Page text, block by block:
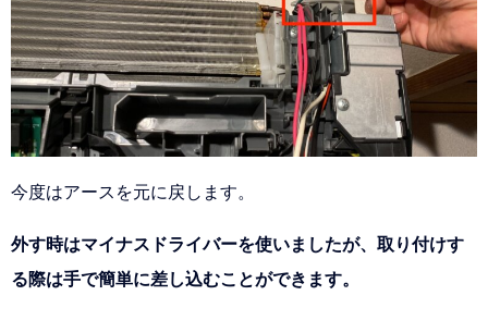
今度はアースを元に戻します。
外す時はマイナスドライバーを使いましたが、取り付けす
る際は手で簡単に差し込むことができます。